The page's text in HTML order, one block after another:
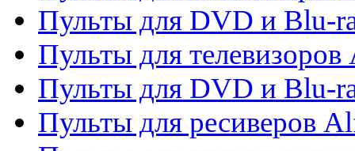
Пульты для DVD и Blu-
Пульты для
Пульты для DVD и Blu-
Пульты для ресиверов